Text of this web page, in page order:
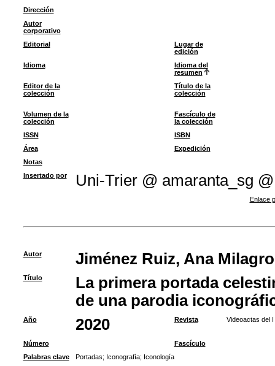
Dirección
Autor
corporativo
Editorial
Lugar de
edición
Idioma
Idioma del
resumen
Editor de la
colección
Título de la
colección
Volumen de la
colección
Fascículo de
la colección
ISSN
ISBN
Área
Expedición
Notas
Insertado por
Uni-Trier @ amaranta_sg @
Enlace
Autor Jiménez Ruiz, Ana
Título
La primera portada
de una parodia
Año 2020 Revista Videoactas del
Número
Fascículo
Palabras clave
Portadas; Iconografía; Iconología